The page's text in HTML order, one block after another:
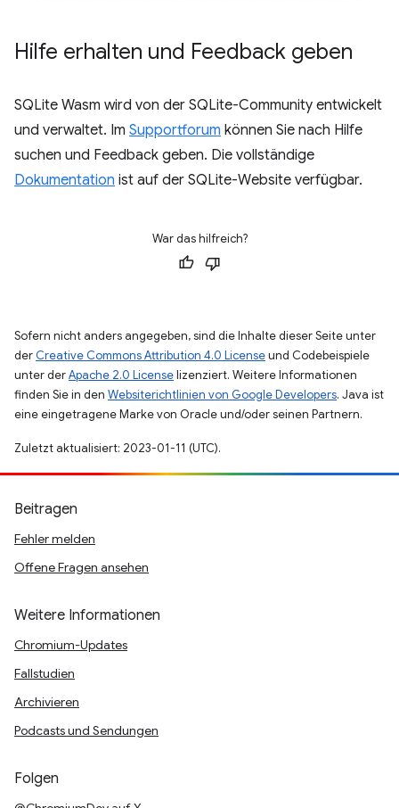
Hilfe erhalten und Feedback geben
SQLite Wasm wird von der SQLite-Community entwickelt
und verwaltet. Im Supportforum können Sie nach Hilfe
suchen und Feedback geben. Die vollständige
Dokumentation ist auf der SQLite-Website verfügbar.
War das hilfreich?
Sofern nicht anders angegeben, sind die Inhalte dieser Seite unter
der Creative Commons Attribution 4.0 Licenseund Codebeispiele
unter derApache 2.0 Licenselizenziert. Weitere Informationen
finden Sie in den Websiterichtlinien von Google Developers. Java ist
eine eingetragene Marke von Oracle und/oder seinen Partnern.
Zuletzt aktualisiert: 2023-01-11 (UTC).
Beitragen
Fehler melden
Offene Fragen ansehen
Weitere Informationen
Chromium-Updates
Fallstudien
Archivieren
Podcasts und Sendungen
Folgen